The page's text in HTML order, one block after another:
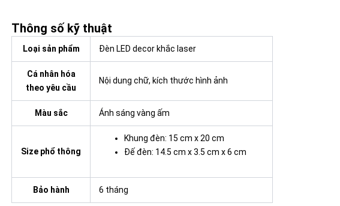
Thông số kỹ thuật
Loại sản phẩm Đèn LED decor khắc laser
Cá nhân hóa
theo yêu cầu
Nội dung chữ, kích thước hình ảnh
Màu sắc Ánh sáng vàng ấm
Size phổ thông
Khung đèn: 15 cm x 20 cm
Đế đèn: 14.5 cm x 3.5 cm x 6 cm
Bảo hành 6 tháng